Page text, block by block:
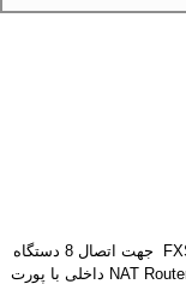
ویپ گیتوی گرنداستریم مدل HT818 دارای 8 پورت FXS جهت اتصال 8 دستگاه
غیر آی پی به بستر ویپ است که علاوه بر آن دارای NAT Router داخلی با پورت